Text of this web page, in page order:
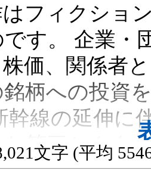
ち210億円
株に投じ
や自治体から
社員たちの
つ決断と篠
冬を耐え抜
クシェア株
ィクション
す。 企業・
価、関係者
柄への投資
幹線の延伸に
第三セクタ
、 先人の遺
文字 (平均